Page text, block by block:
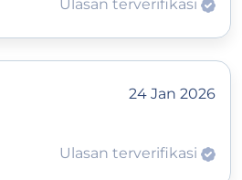
Ulasan terverifikasi
24 Jan 2026
Ulasan terverifikasi